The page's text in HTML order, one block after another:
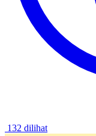
132 dilihat